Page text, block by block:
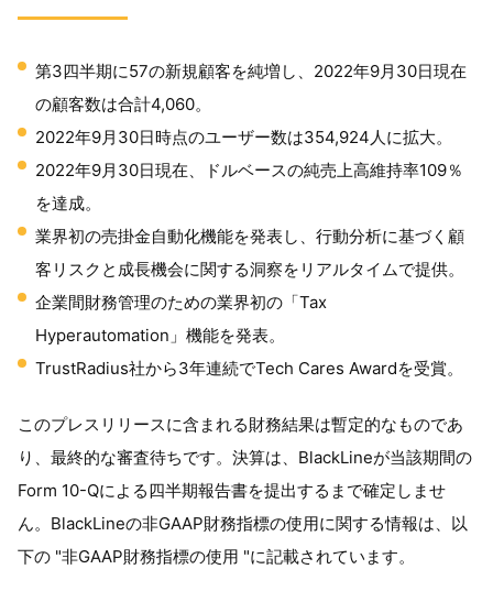
第3四半期に57の新規顧客を純増し、2022年9月30日現在
の顧客数は合計4,060。
2022年9月30日時点のユーザー数は354,924人に拡大。
2022年9月30日現在、ドルベースの純売上高維持率109％
を達成。
業界初の売掛金自動化機能を発表し、行動分析に基づく顧
客リスクと成長機会に関する洞察をリアルタイムで提供。
企業間財務管理のための業界初の「Tax
Hyperautomation」機能を発表。
TrustRadius社から3年連続でTech Cares Awardを受賞。
このプレスリリースに含まれる財務結果は暫定的なものであ
り、最終的な審査待ちです。決算は、BlackLineが当該期間の
Form 10-Qによる四半期報告書を提出するまで確定しませ
ん。BlackLineの非GAAP財務指標の使用に関する情報は、以
下の "非GAAP財務指標の使用 "に記載されています。